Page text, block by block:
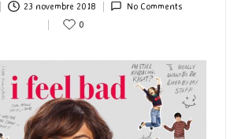
23 novembre 2018
No Comments
0